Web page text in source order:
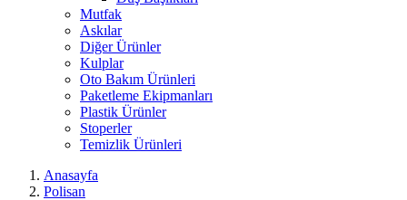
Mutfak
Askılar
Diğer Ürünler
Kulplar
Oto Bakım Ürünleri
Paketleme Ekipmanları
Plastik Ürünler
Stoperler
Temizlik Ürünleri
Anasayfa
Polisan